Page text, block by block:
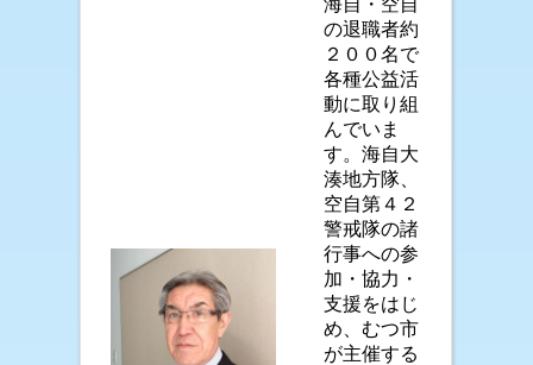
海自・空自
の退職者約
２００名で
各種公益活
動に取り組
んでいま
す。海自大
湊地方隊、
空自第４２
警戒隊の諸
行事への参
加・協力・
支援をはじ
め、むつ市
が主催する